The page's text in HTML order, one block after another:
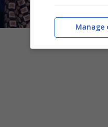
Manage